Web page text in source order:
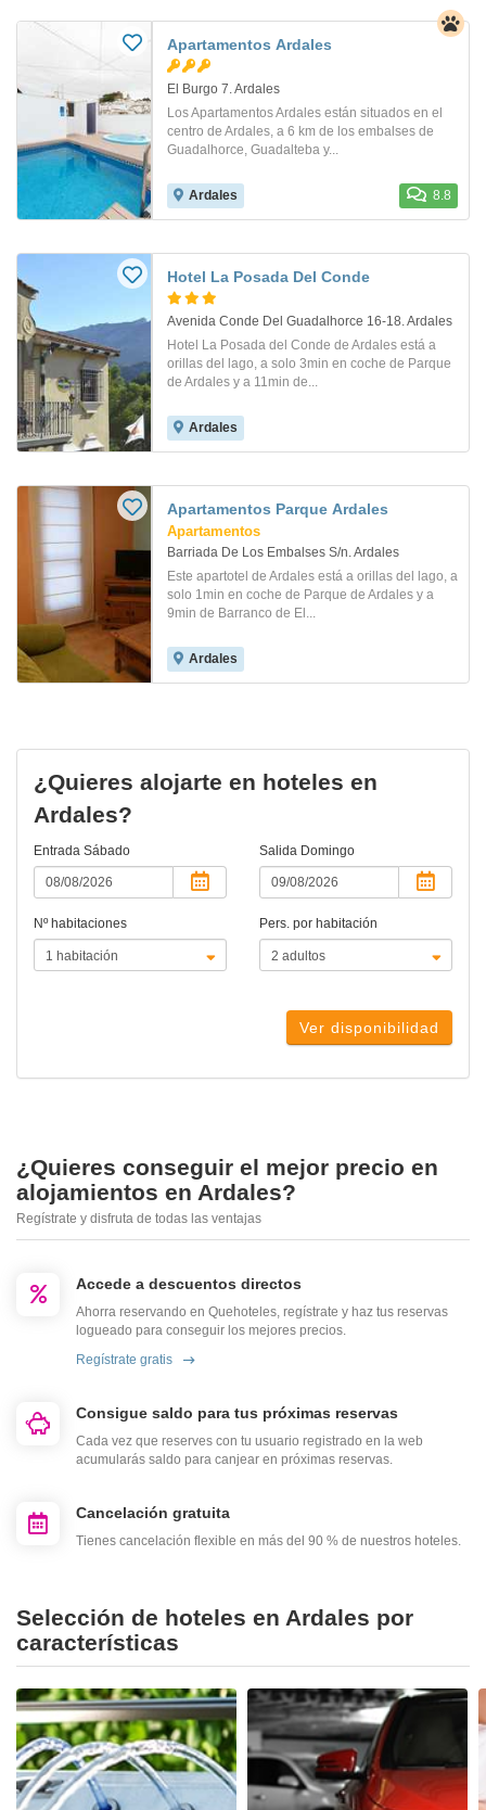
Apartamentos Ardales
El Burgo 7. Ardales
Los Apartamentos Ardales están situados en el
centro de Ardales, a 6 km de los embalses de
Guadalhorce, Guadalteba y...
Ardales 8.8
Hotel La Posada Del Conde
Avenida Conde Del Guadalhorce 16-18. Ardales
Hotel La Posada del Conde de Ardales está a
orillas del lago, a solo 3min en coche de Parque
de Ardales y a 11min de...
Ardales
Apartamentos Parque Ardales
Apartamentos
Barriada De Los Embalses S/n. Ardales
Este apartotel de Ardales está a orillas del lago, a
solo 1min en coche de Parque de Ardales y a
9min de Barranco de El...
Ardales
¿Quieres alojarte en hoteles en
Ardales?
Entrada Sábado Salida Domingo
Nº habitaciones Pers. por habitación
Ver disponibilidad
¿Quieres conseguir el mejor precio en
alojamientos en Ardales?
Regístrate y disfruta de todas las ventajas
Accede a descuentos directos
Ahorra reservando en Quehoteles, regístrate y haz tus reservas
logueado para conseguir los mejores precios.
Regístrate gratis
Consigue saldo para tus próximas reservas
Cada vez que reserves con tu usuario registrado en la web
acumularás saldo para canjear en próximas reservas.
Cancelación gratuita
Tienes cancelación flexible en más del 90 % de nuestros hoteles.
Selección de hoteles en Ardales por
características